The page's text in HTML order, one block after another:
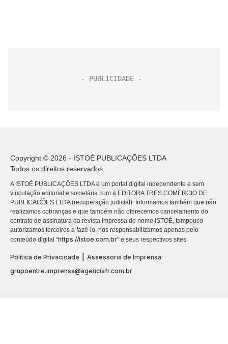
Copyright © 2026 - ISTOÉ PUBLICAÇÕES LTDA
Todos os direitos reservados.
A ISTOÉ PUBLICAÇÕES LTDA é um portal digital independente e sem
vinculação editorial e societária com a EDITORA TRES COMÉRCIO DE
PUBLICACÕES LTDA (recuperação judicial). Informamos também que não
realizamos cobranças e que também não oferecemos cancelamento do
contrato de assinatura da revista impressa de nome ISTOÉ, tampouco
autorizamos terceiros a fazê-lo, nos responsabilizamos apenas pelo
conteúdo digital “https://istoe.com.br” e seus respectivos sites.
Política de Privacidade
Assessoria de Imprensa:
grupoentre.imprensa@agenciafr.com.br